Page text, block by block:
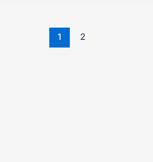
1 2